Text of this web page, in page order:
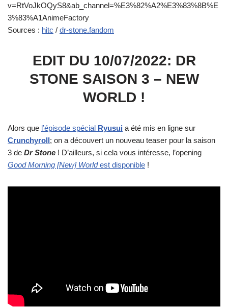
v=RtVoJkOQyS8&ab_channel=%E3%82%A2%E3%83%8B%E
3%83%A1AnimeFactory
Sources : hitc / dr-stone.fandom
EDIT DU 10/07/2022: DR
STONE SAISON 3 – NEW
WORLD !
Alors que l’épisode spécial Ryusui a été mis en ligne sur
Crunchyroll ; on a découvert un nouveau teaser pour la saison
3 de Dr Stone ! D’ailleurs, si cela vous intéresse, l’opening
Good Morning [New] Worldest disponible !